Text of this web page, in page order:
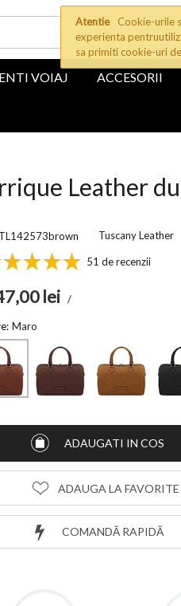
Atentie
Cookie-urile
experienta
sa primiti cookie-uri
VOIAJ ACCESORII
Leather
Tuscany Leather
51 de recenzii
lei /
Maro
ADAUGATI IN COS
COMANDĂ RAPIDĂ
ADAUGA LA FAVORITE